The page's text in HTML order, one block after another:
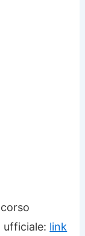
ufficiale: link